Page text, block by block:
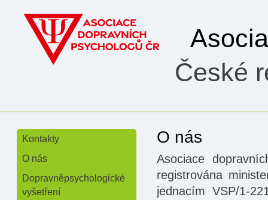
České
Kontakty
O nás
Dopravněpsychologické
vyšetření
O nás
Asociace
registrována
jednacím VSP/1-